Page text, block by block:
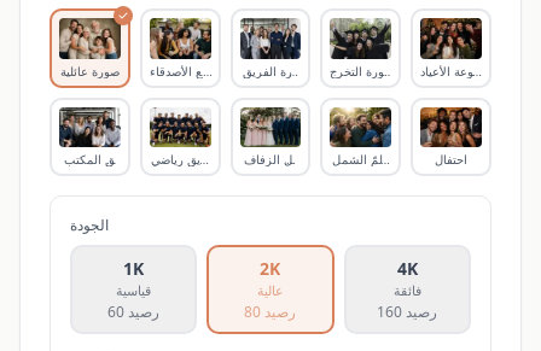
صورة عائلية تجمع الأصدقاء صورة الفريق صورة التخرج مجموعة الأعياد
فريق المكتب فريق رياضي حفل الزفاف صورة لمّ الشمل احتفال
الجودة
1K
قياسية
60رصيد
2K
عالية
80 رصيد
4K
فائقة
160رصيد